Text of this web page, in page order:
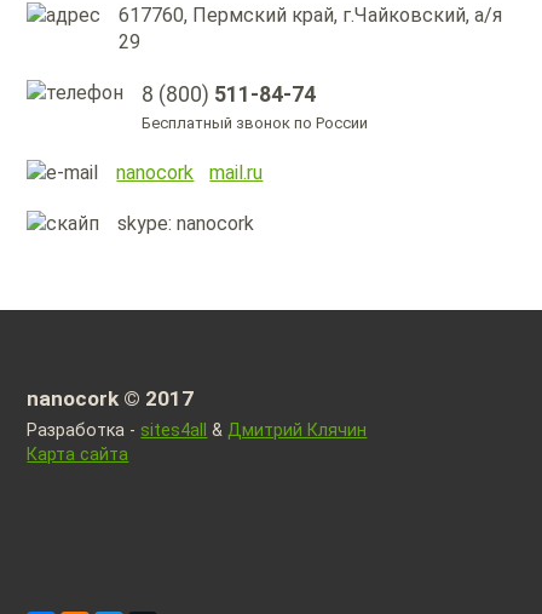
617760, Пермский край, г.Чайковский, а/я
29
8 (800) 511-84-74
Бесплатный звонок по России
nanocork mail.ru
skype: nanocork
nanocork © 2017
Разработка - sites4all &Дмитрий Клячин
Карта сайта